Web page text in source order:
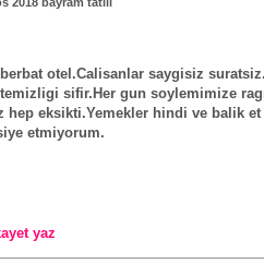
otel.Calisanlar saygisiz
sifir.Her gun soylemimize
hep eksikti.Yemekler hindi ve balik
etmiyorum.
yaz